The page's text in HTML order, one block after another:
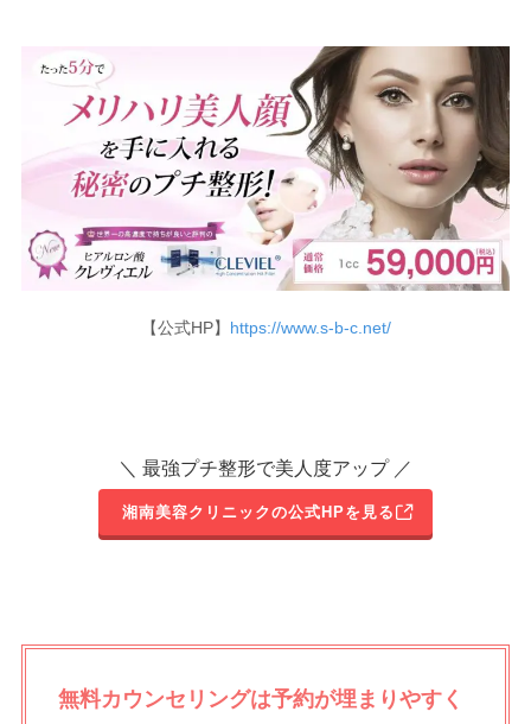
【公式HP】 https://www.s-b-c.net/
＼ 最強プチ整形で美人度アップ ／
湘南美容クリニックの公式HPを見る
無料カウンセリングは予約が埋まりやすく